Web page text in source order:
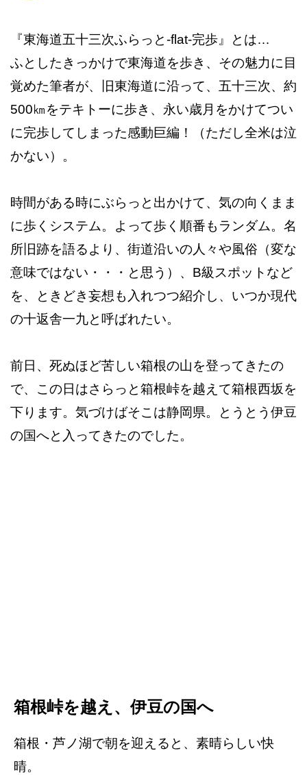
『東海道五十三次ふらっと-flat-完歩』とは…
ふとしたきっかけで東海道を歩き、その魅力に目
覚めた筆者が、旧東海道に沿って、五十三次、約
500㎞をテキトーに歩き、永い歳月をかけてつい
に完歩してしまった感動巨編！（ただし全米は泣
かない）。
時間がある時にぶらっと出かけて、気の向くまま
に歩くシステム。よって歩く順番もランダム。名
所旧跡を語るより、街道沿いの人々や風俗（変な
意味ではない・・・と思う）、B級スポットなど
を、ときどき妄想も入れつつ紹介し、いつか現代
の十返舎一九と呼ばれたい。
前日、死ぬほど苦しい箱根の山を登ってきたの
で、この日はさらっと箱根峠を越えて箱根西坂を
下ります。気づけばそこは静岡県。とうとう伊豆
の国へと入ってきたのでした。
箱根峠を越え、伊豆の国へ
箱根・芦ノ湖で朝を迎えると、素晴らしい快
晴。